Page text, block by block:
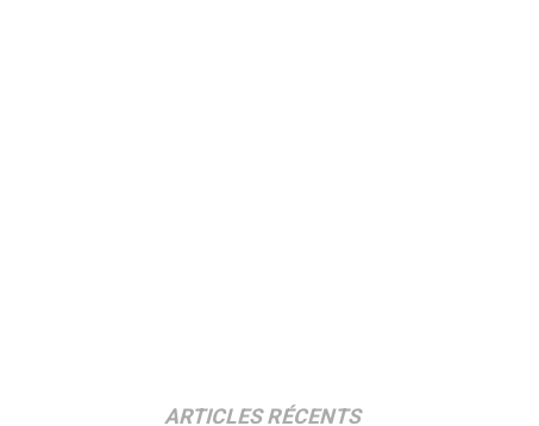
ARTICLES RÉCENTS